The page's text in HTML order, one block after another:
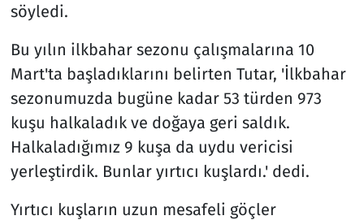
söyledi.
Bu yılın ilkbahar sezonu çalışmalarına 10
Mart'ta başladıklarını belirten Tutar, 'İlkbahar
sezonumuzda bugüne kadar 53 türden 973
kuşu halkaladık ve doğaya geri saldık.
Halkaladığımız 9 kuşa da uydu vericisi
yerleştirdik. Bunlar yırtıcı kuşlardı.' dedi.
Yırtıcı kuşların uzun mesafeli göçler